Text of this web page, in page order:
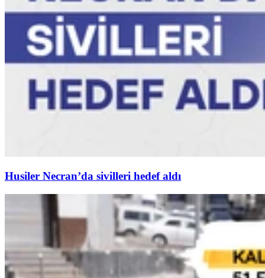
Husiler Necran’da sivilleri hedef aldı